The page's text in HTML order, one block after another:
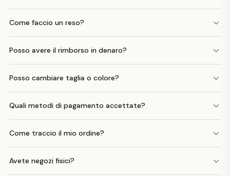
Come faccio un reso?
Posso avere il rimborso in denaro?
Posso cambiare taglia o colore?
Quali metodi di pagamento accettate?
Come traccio il mio ordine?
Avete negozi fisici?